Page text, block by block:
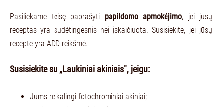
Pasiliekame teisę paprašyti papildomo apmokėjimo, jei jūsų
receptas yra sudėtingesnis nei įskaičiuota. Susisiekite, jei jūsų
recepte yra ADD reikšmė.
Susisiekite su „Laukiniai akiniais", jeigu:
Jums reikalingi fotochrominiai akiniai;